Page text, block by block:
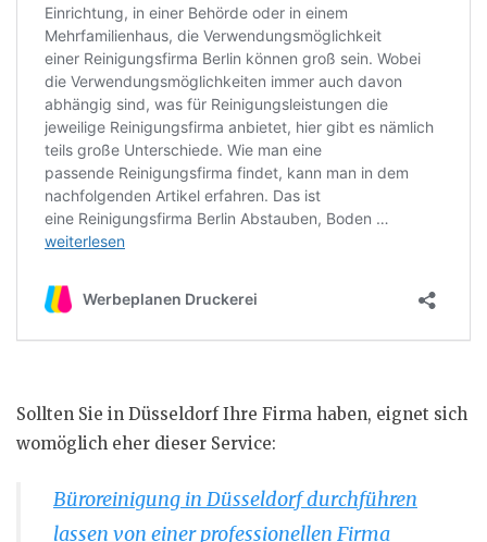
Sollten Sie in Düsseldorf Ihre Firma haben, eignet sich
womöglich eher dieser Service:
Büroreinigung in Düsseldorf durchführen
lassen von einer professionellen Firma